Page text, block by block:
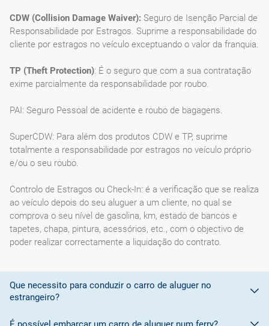
CDW (Collision Damage Waiver): Seguro de Isenção Parcial de
Responsabilidade por Estragos. Suprime a responsabilidade do
cliente por estragos no veículo exceptuando o valor da franquia.
TP (Theft Protection): É o seguro que com a sua contratação
exime parcialmente da responsabilidade por roubo.
PAI: Seguro Pessoal de acidente e roubo de bagagens.
SuperCDW: Para além dos produtos CDW e TP, suprime
totalmente a responsabilidade por estragos no veículo próprio
e/ou o seu roubo.
Controlo de Estragos ou Check-In: é a verificação que se realiza
ao veículo depois do seu aluguer a um cliente, no qual se
comprova o seu nível de gasolina, km, estado de bancos e
tapetes, chapa, pintura, acessórios, etc., com o objectivo de
poder realizar correctamente a liquidação do contrato.
Que necessito para conduzir o carro de aluguer no
estrangeiro?